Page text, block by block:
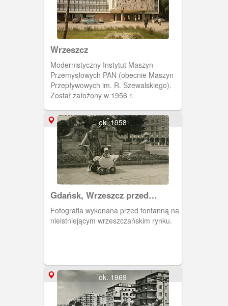
Wrzeszcz
Modernistyczny Instytut Maszyn
Przemysłowych PAN (obecnie Maszyn
Przepływowych im. R. Szewalskiego).
Został założony w 1956 r.
ok. 1958
Gdańsk, Wrzeszcz przed
fontanną
Fotografia wykonana przed fontanną na
nieistniejącym wrzeszczańskim rynku.
ok. 1969